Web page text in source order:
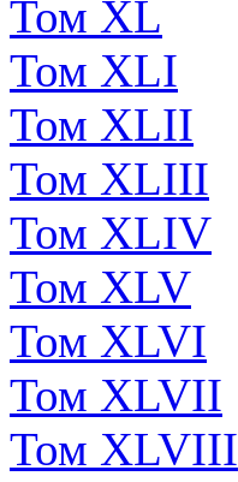
Том XL
Том XLI
Том XLII
Том XLIII
Том XLIV
Том XLV
Том XLVI
Том XLVII
Том XLVIII